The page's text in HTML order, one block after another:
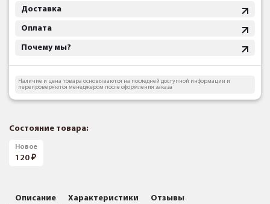
Доставка
Оплата
Почему мы?
Наличие и цена товара основываются на последней доступной информации и
перепроверяются менеджером после оформления заказа
Состояние товара:
Новое
120
Описание Характеристики Отзывы